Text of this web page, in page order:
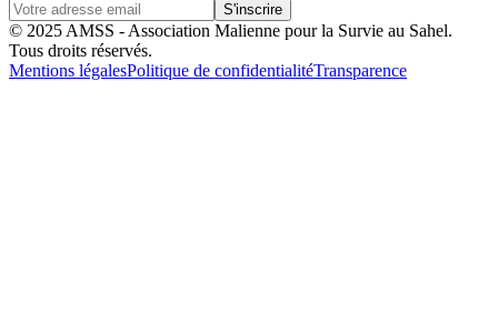
S'inscrire
© 2025 AMSS - Association Malienne pour la Survie au Sahel.
Tous droits réservés.
Mentions légalesPolitique de confidentialitéTransparence